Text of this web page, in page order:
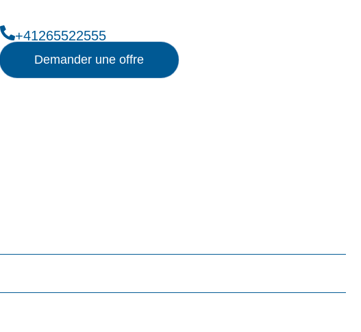
+41265522555
Demander une offre